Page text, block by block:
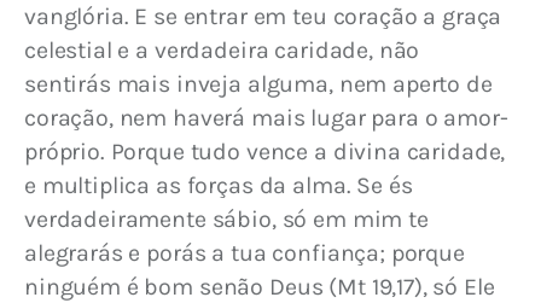
vanglória. E se entrar em teu coração a graça
celestial e a verdadeira caridade, não
sentirás mais inveja alguma, nem aperto de
coração, nem haverá mais lugar para o amor-
próprio. Porque tudo vence a divina caridade,
e multiplica as forças da alma. Se és
verdadeiramente sábio, só em mim te
alegrarás e porás a tua confiança; porque
ninguém é bom senão Deus (Mt 19,17), só Ele